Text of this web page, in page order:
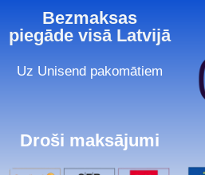
Bezmaksas
piegāde visā Latvijā
Uz Unisend pakomātiem
Droši maksājumi